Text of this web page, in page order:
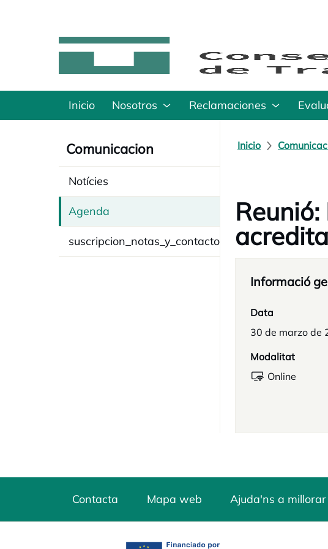
Inicio Nosotros Reclamaciones
Comunicacion
Notícies
Agenda
suscripcion_notas_y_contacto
Inicio
Informació
Data
30 de marzo de
Modalitat
Online
Contacta Mapa web Ajuda'ns a millorar